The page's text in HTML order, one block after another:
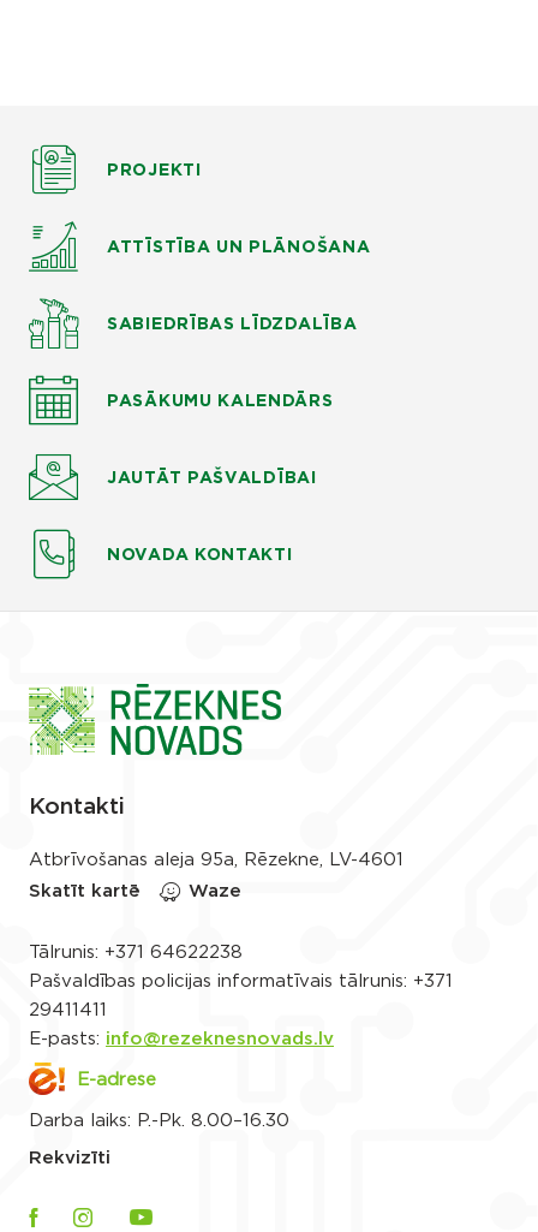
PROJEKTI
ATTĪSTĪBA UN PLĀNOŠANA
SABIEDRĪBAS LĪDZDALĪBA
PASĀKUMU KALENDĀRS
JAUTĀT PAŠVALDĪBAI
NOVADA KONTAKTI
Kontakti
Atbrīvošanas aleja 95a, Rēzekne, LV-4601
Skatīt kartē
Waze
Tālrunis: +371 64622238
Pašvaldības policijas informatīvais tālrunis: +371
29411411
E-pasts: info@rezeknesnovads.lv
E-adrese
Darba laiks: P.-Pk. 8.00–16.30
Rekvizīti